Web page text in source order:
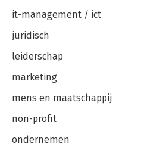
it-management / ict
juridisch
leiderschap
marketing
mens en maatschappij
non-profit
ondernemen